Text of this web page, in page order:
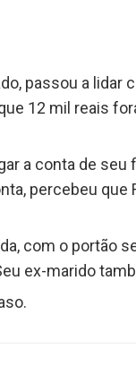
passou a
12 mil reais
a conta de seu
percebeu que
com o portão
ex-marido